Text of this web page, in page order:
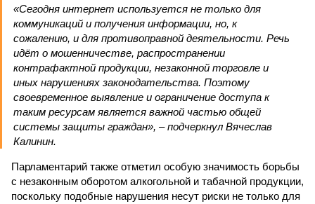
«Сегодня интернет используется не только для
коммуникаций и получения информации, но, к
сожалению, и для противоправной деятельности. Речь
идёт о мошенничестве, распространении
контрафактной продукции, незаконной торговле и
иных нарушениях законодательства. Поэтому
своевременное выявление и ограничение доступа к
таким ресурсам является важной частью общей
системы защиты граждан», – подчеркнул Вячеслав
Калинин.
Парламентарий также отметил особую значимость борьбы
с незаконным оборотом алкогольной и табачной продукции,
поскольку подобные нарушения несут риски не только для